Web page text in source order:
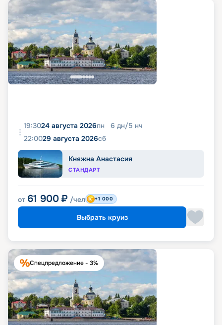
19:3024 августа 2026пн 6 дн/5 нч
22:0029 августа 2026сб
Княжна Анастасия
СТАНДАРТ
от 61 900 ₽ /чел +1 000
Выбрать круиз
Спецпредложение - 3%